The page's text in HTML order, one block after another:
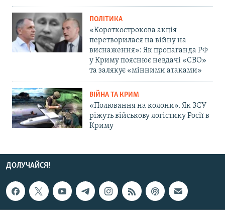
ПОЛІТИКА
«Короткострокова акція
перетворилася на війну на
виснаження»: Як пропаганда РФ
у Криму пояснює невдачі «СВО»
та залякує «мінними атаками»
ВІЙНА ТА КРИМ
«Полювання на колони». Як ЗСУ
ріжуть військову логістику Росії в
Криму
ДОЛУЧАЙСЯ!